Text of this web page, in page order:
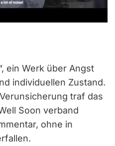
ein Werk über Angst
individuellen Zustand.
traf das
Soon verband
ohne in